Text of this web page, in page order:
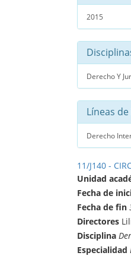
2015
Derecho Y
Líneas
Derecho
11/J140 -
Unidad
Fecha de
Fecha de fin
Directores
Disciplina
Especialidad